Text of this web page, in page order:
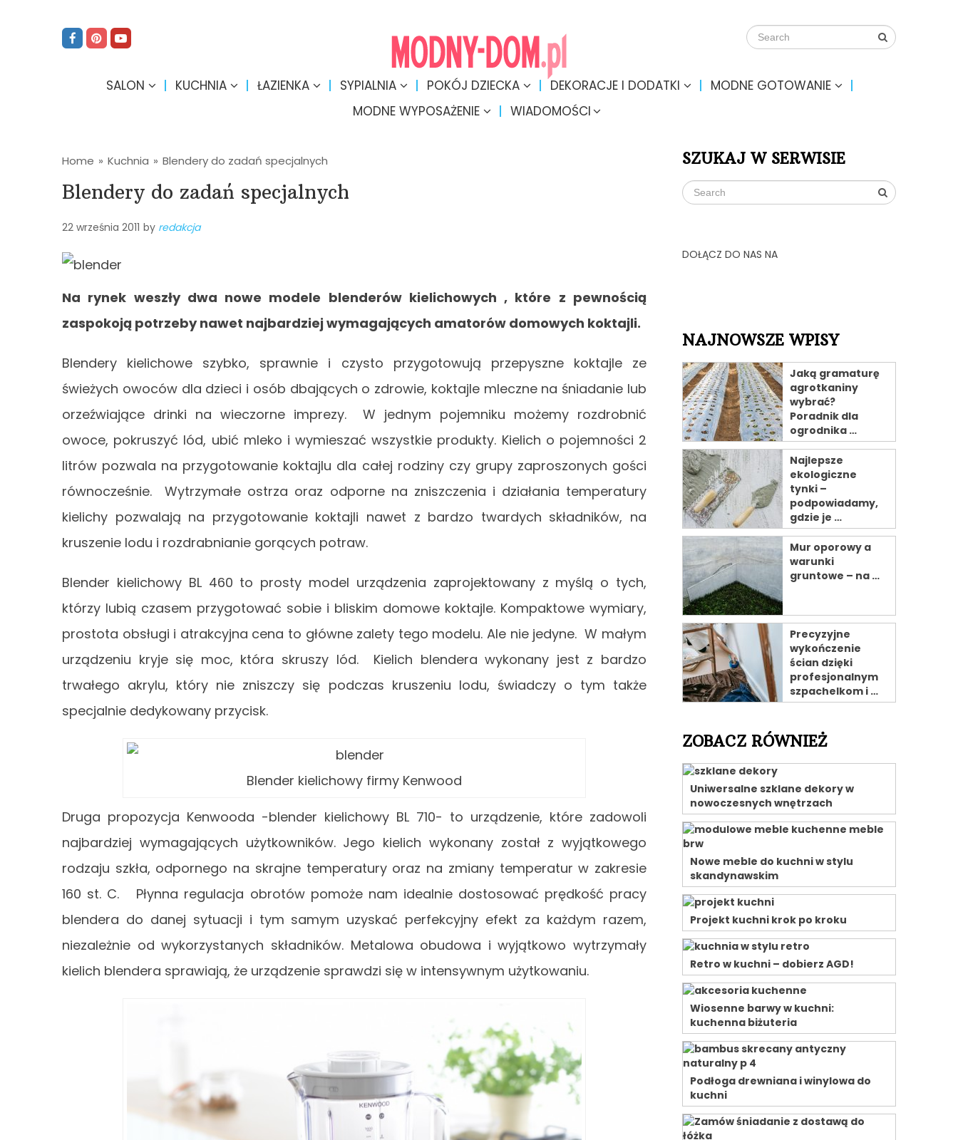
SALON KUCHNIA ŁAZIENKA SYPIALNIA POKÓJ DZIECKA DEKORACJE I DODATKI
MODNE GOTOWANIE
MODNE WYPOSAŻENIE
WIADOMOŚCI
Home » Kuchnia » Blendery do zadań specjalnych
Blendery do zadań specjalnych
22 września 2011 by redakcja
Na rynek weszły dwa nowe modele blenderów kielichowych , które z pewnością
zaspokoją potrzeby nawet najbardziej wymagających amatorów domowych koktajli.
Blendery kielichowe szybko, sprawnie i czysto przygotowują przepyszne koktajle ze
świeżych owoców dla dzieci i osób dbających o zdrowie, koktajle mleczne na śniadanie lub
orzeźwiające drinki na wieczorne imprezy. W jednym pojemniku możemy rozdrobnić
owoce, pokruszyć lód, ubić mleko i wymieszać wszystkie produkty. Kielich o pojemności 2
litrów pozwala na przygotowanie koktajlu dla całej rodziny czy grupy zaproszonych gości
równocześnie. Wytrzymałe ostrza oraz odporne na zniszczenia i działania temperatury
kielichy pozwalają na przygotowanie koktajli nawet z bardzo twardych składników, na
kruszenie lodu i rozdrabnianie gorących potraw.
Blender kielichowy BL 460 to prosty model urządzenia zaprojektowany z myślą o tych,
którzy lubią czasem przygotować sobie i bliskim domowe koktajle. Kompaktowe wymiary,
prostota obsługi i atrakcyjna cena to główne zalety tego modelu. Ale nie jedyne. W małym
urządzeniu kryje się moc, która skruszy lód. Kielich blendera wykonany jest z bardzo
trwałego akrylu, który nie zniszczy się podczas kruszeniu lodu, świadczy o tym także
specjalnie dedykowany przycisk.
Blender kielichowy firmy Kenwood
Druga propozycja Kenwooda -blender kielichowy BL 710- to urządzenie, które zadowoli
najbardziej wymagających użytkowników. Jego kielich wykonany został z wyjątkowego
rodzaju szkła, odpornego na skrajne temperatury oraz na zmiany temperatur w zakresie
160 st. C. Płynna regulacja obrotów pomoże nam idealnie dostosować prędkość pracy
blendera do danej sytuacji i tym samym uzyskać perfekcyjny efekt za każdym razem,
niezależnie od wykorzystanych składników. Metalowa obudowa i wyjątkowo wytrzymały
kielich blendera sprawiają, że urządzenie sprawdzi się w intensywnym użytkowaniu.
SZUKAJ W SERWISIE
DOŁĄCZ DO NAS NA
NAJNOWSZE WPISY
Jaką gramaturę
agrotkaniny
wybrać?
Poradnik dla
ogrodnika …
Najlepsze
ekologiczne
tynki –
podpowiadamy,
gdzie je …
Mur oporowy a
warunki
gruntowe – na …
Precyzyjne
wykończenie
ścian dzięki
profesjonalnym
szpachelkom i …
ZOBACZ RÓWNIEŻ
Uniwersalne szklane dekory w
nowoczesnych wnętrzach
Nowe meble do kuchni w stylu
skandynawskim
Projekt kuchni krok po kroku
Retro w kuchni – dobierz AGD!
Wiosenne barwy w kuchni:
kuchenna biżuteria
Podłoga drewniana i winylowa do
kuchni